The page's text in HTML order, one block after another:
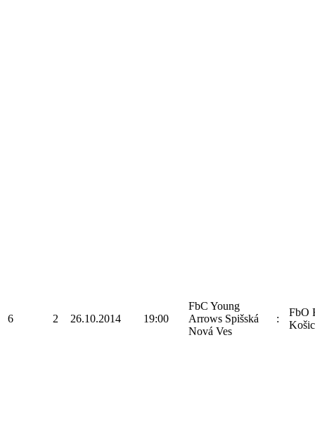
6 2 26.10.2014 19:00
FbC Young
Arrows Spišská
Nová Ves
:
FbO